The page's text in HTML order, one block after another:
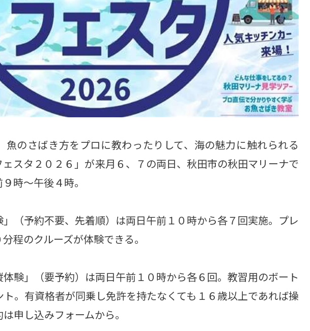
のさばき方をプロに教わったりして、海の魅力に触れられる
ェスタ２０２６」が来月６、７の両日、秋田市の秋田マリーナで
時～午後４時。
（予約不要、先着順）は両日午前１０時から各７回実施。プレ
程のクルーズが体験できる。
験」（要予約）は両日午前１０時から各６回。教習用のボート
。有資格者が同乗し免許を持たなくても１６歳以上であれば操
申し込みフォームから。